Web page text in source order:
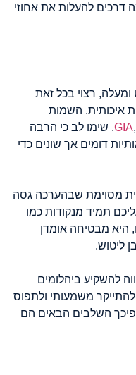
דרכים להעלות את אחוזי
רצוי בכל זאת
איכותית. השמות
GIA,
, HRD. שימו לב כי הרבה
דומים אך שונים כדי
מסוימת שבהערכה גסה
תגן עליכם תמיד מנקודות כמו
היא מבטיחה אומדן
ליטוש.
להשקיע ביהלומים
משמעותי ולתפוס
השלבים הבאים הם